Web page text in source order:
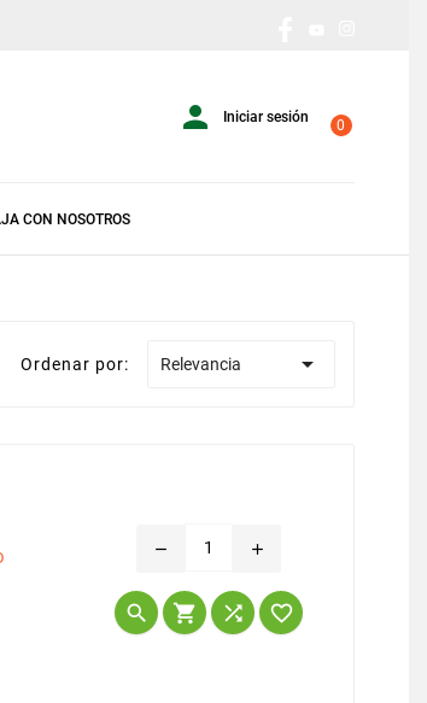
 Iniciar sesión 0
CON NOSOTROS
Ordenar por: Relevancia 
remove add
   